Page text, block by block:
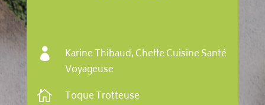

Karine Thibaud, Cheffe Cuisine Santé
Voyageuse
 Toque Trotteuse